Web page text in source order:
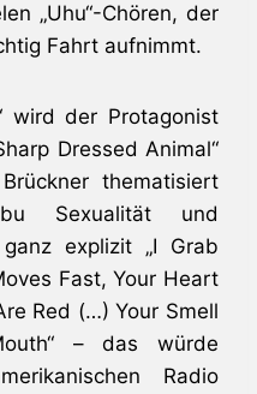
„Uhu“-Chören, der
Fahrt aufnimmt.
wird der Protagonist
Dressed Animal“
thematisiert
Sexualität und
explizit „I Grab
Fast, Your Heart
Red (…) Your Smell
– das würde
Radio